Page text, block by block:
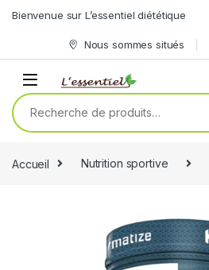
Skip to navigation
Bienvenue sur L’essentiel diététique
Nous sommes situés
Recherche pour :
Accueil Nutrition sportive